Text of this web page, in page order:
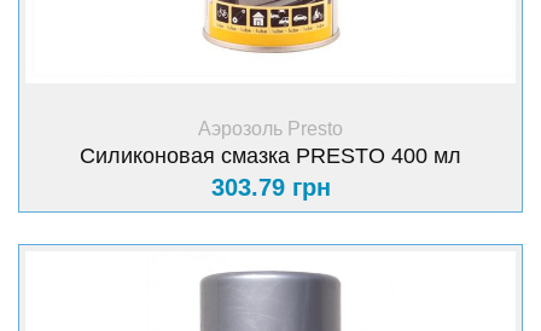
+ Купить
Аэрозоль Presto
Силиконовая смазка PRESTO 400 мл
303.79 грн